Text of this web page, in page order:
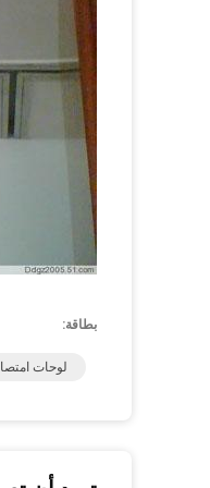
بطاقة:
لوحات